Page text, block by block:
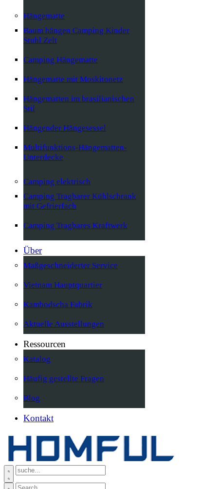
Hängematte
Baum hängen Camping Kinder
Stuhl Zelt
Camping Hängematte
Hängematte mit Moskitonetz
Hängematten im brasilianischen
Stil
Hängender Hängesessel
Multifunktions-Hängematten-
Unterdecke
Camping elektrisch
Camping Tragbarer Kühlschrank
mit Gefrierfach
Camping Tragbares Kraftwerk
Über
Maßgeschneiderter Service
Vietnam Hauptquartier
Kambodscha Fabrik
Aktuelle Ausstellungen
Ressourcen
Katalog
Häufig gestellte Fragen
Blog
Kontakt